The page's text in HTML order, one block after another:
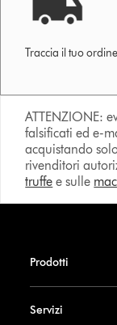
Traccia il tuo ordine
ATTENZIONE:
falsificati ed e-
acquistando
rivenditori
truffe e sulle
Prodotti
Servizi